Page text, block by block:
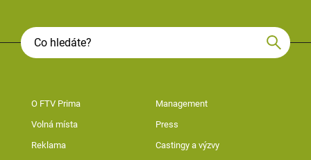
O FTV Prima Management
Volná místa Press
Reklama Castingy a výzvy